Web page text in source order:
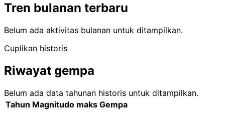
Tren bulanan terbaru
Belum ada aktivitas bulanan untuk ditampilkan.
Cuplikan historis
Riwayat gempa
Belum ada data tahunan historis untuk ditampilkan.
Tahun Magnitudo maks Gempa